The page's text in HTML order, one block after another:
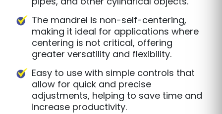
The mandrel is non-self-centering,
making it ideal for applications where
centering is not critical, offering
greater versatility and flexibility.
Easy to use with simple controls that
allow for quick and precise
adjustments, helping to save time and
increase productivity.